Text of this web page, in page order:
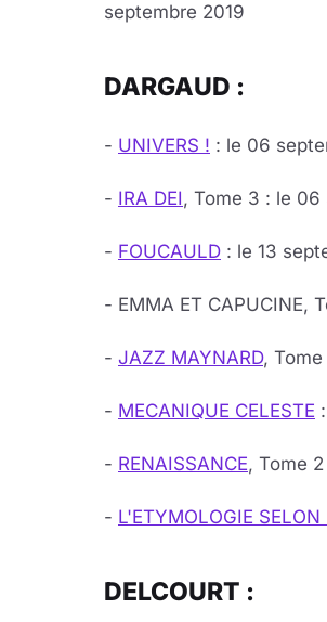
septembre 2019
DARGAUD :
- UNIVERS ! : le 06
- IRA DEI, Tome 3 : le 06
- FOUCAULD : le 13
- EMMA ET CAPUCINE,
- JAZZ MAYNARD,
- MECANIQUE CELESTE
- RENAISSANCE, Tome
- L'ETYMOLOGIE SELON
DELCOURT :